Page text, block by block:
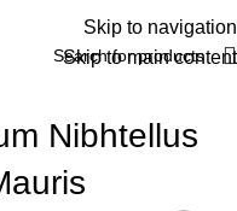
Skip to navigation
Skip to main content
Nibhtellus